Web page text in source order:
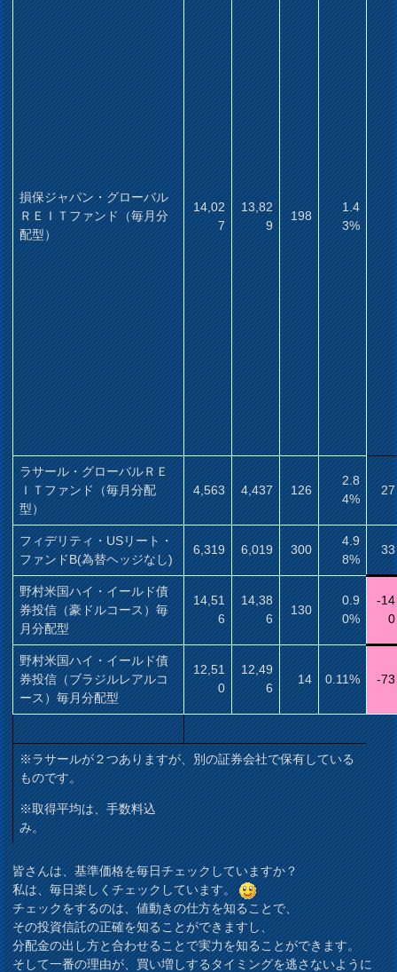
損保ジャパン・グローバル
ＲＥＩＴファンド（毎月分
配型）
14,02
7
13,82
9
198
1.4
3%
ラサール・グローバルＲＥ
ＩＴファンド（毎月分配
型）
4,563 4,437 126
2.8
4%
27
フィデリティ・USリート・
ファンドB(為替ヘッジなし)
6,319 6,019 300
4.9
8%
33
野村米国ハイ・イールド債
券投信（豪ドルコース）毎
月分配型
14,51
6
14,38
6
130
0.9
0%
-14
0
野村米国ハイ・イールド債
券投信（ブラジルレアルコ
ース）毎月分配型
12,51
0
12,49
6
14 0.11% -73
※ラサールが２つありますが、別の証券会社で保有している
ものです。
※取得平均は、手数料込
み。
皆さんは、基準価格を毎日チェックしていますか？
私は、毎日楽しくチェックしています。
チェックをするのは、値動きの仕方を知ることで、
その投資信託の正確を知ることができますし、
分配金の出し方と合わせることで実力を知ることができます。
そして一番の理由が、買い増しするタイミングを逃さないように